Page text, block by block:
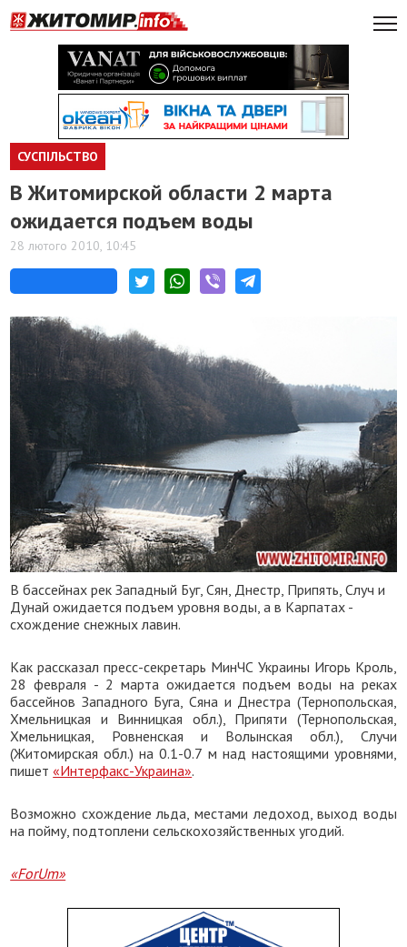
СУСПІЛЬСТВО
В Житомирской области 2 марта
ожидается подъем воды
28 лютого 2010, 10:45
В бассейнах рек Западный Буг, Сян, Днестр, Припять, Случ и
Дунай ожидается подъем уровня воды, а в Карпатах -
схождение снежных лавин.
Как рассказал пресс-секретарь МинЧС Украины Игорь Кроль,
28 февраля - 2 марта ожидается подъем воды на реках
бассейнов Западного Буга, Сяна и Днестра (Тернопольская,
Хмельницкая и Винницкая обл.), Припяти (Тернопольская,
Хмельницкая, Ровненская и Волынская обл.), Случи
(Житомирская обл.) на 0.1-0.7 м над настоящими уровнями,
пишет«Интерфакс-Украина».
Возможно схождение льда, местами ледоход, выход воды
на пойму, подтоплени сельскохозяйственных угодий.
«ForUm»